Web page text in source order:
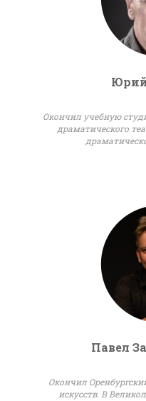
Юрий
Окончил учебную
драматического
Павел
Окончил
искусств. В